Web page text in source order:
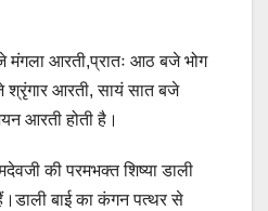
मंगला आरती,प्रातः आठ बजे भोग
श्रृंगार आरती, सायं सात बजे
आरती होती है।
की परमभक्त शिष्या डाली
बाई का कंगन पत्थर से